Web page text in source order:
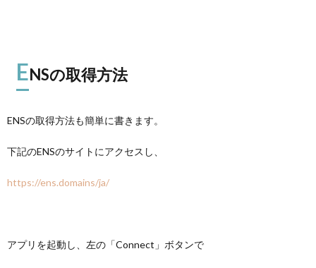
ENSの取得方法
ENSの取得方法も簡単に書きます。
下記のENSのサイトにアクセスし、
https://ens.domains/ja/
アプリを起動し、左の「Connect」ボタンで